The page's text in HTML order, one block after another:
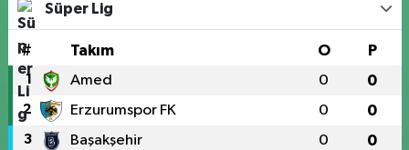
Süper Lig
# Takım O P
1 Amed 0 0
2 Erzurumspor FK 0 0
3 Başakşehir 0 0